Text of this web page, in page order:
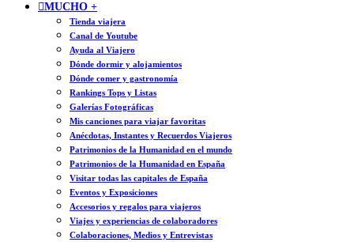
MUCHO +
Tienda viajera
Canal de Youtube
Ayuda al Viajero
Dónde dormir y alojamientos
Dónde comer y gastronomía
Rankings Tops y Listas
Galerías Fotográficas
Mis canciones para viajar favoritas
Anécdotas, Instantes y Recuerdos Viajeros
Patrimonios de la Humanidad en el mundo
Patrimonios de la Humanidad en España
Visitar todas las capitales de España
Eventos y Exposiciones
Accesorios y regalos para viajeros
Viajes y experiencias de colaboradores
Colaboraciones, Medios y Entrevistas